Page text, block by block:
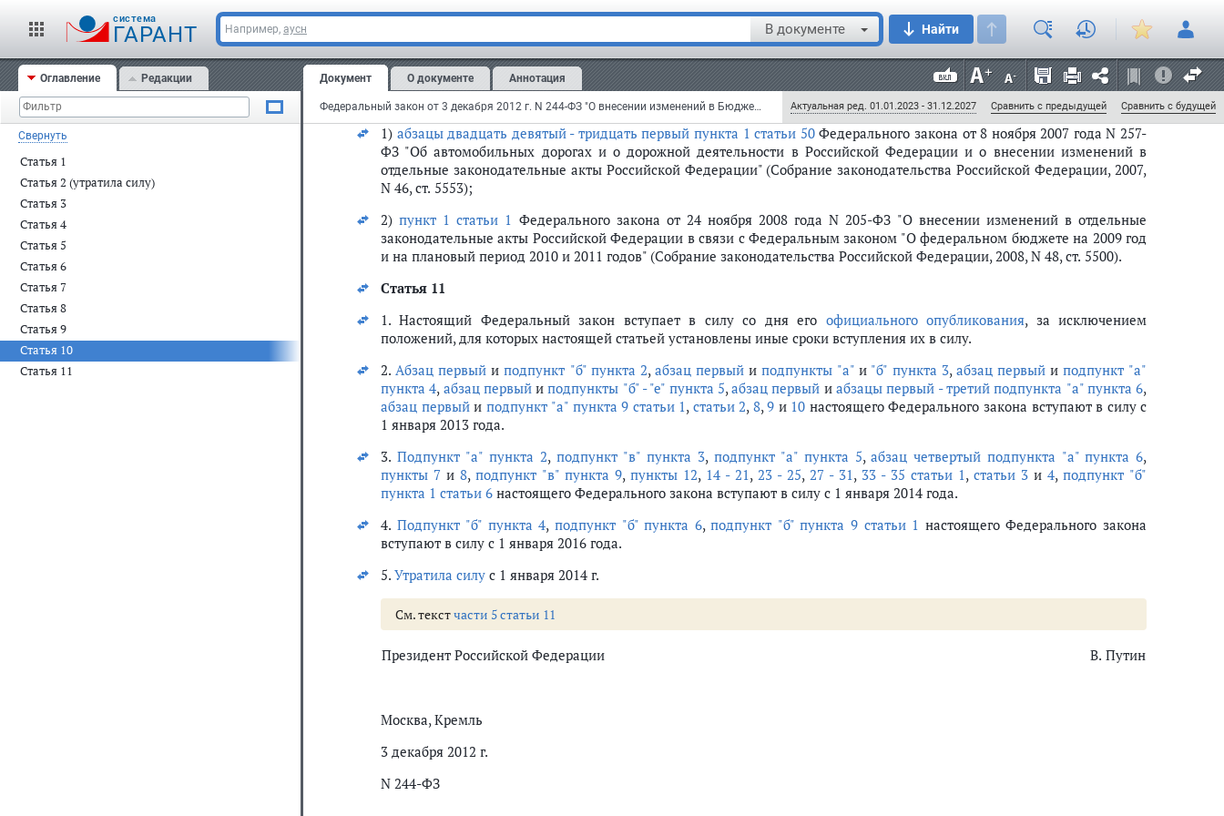
cистема
ГАРАНТ Например, аусн В документе Найти
Оглавление Редакции
Свернуть
Статья 1
Статья 2 (утратила силу)
Статья 3
Статья 4
Статья 5
Статья 6
Статья 7
Статья 8
Статья 9
Статья 10
Статья 11
Документ О документе Аннотация
Федеральный закон от 3 декабря 2012 г. N 244-ФЗ "О внесении изменений в Бюджетный кодекс Российской Федерации и отдельные законодательные акты Российской Федерации" (с изменениями и дополнениями) Актуальная ред. 01.01.2023 - 31.12.2027 Сравнить с предыдущей Сравнить с будущей
Статья 10
Признать утратившими силу:
1) абзацы двадцать девятый - тридцать первый пункта 1 статьи 50Федерального закона от 8 ноября 2007 года N 257-
ФЗ "Об автомобильных дорогах и о дорожной деятельности в Российской Федерации и о внесении изменений в
отдельные законодательные акты Российской Федерации" (Собрание законодательства Российской Федерации, 2007,
N 46, ст. 5553);
2)пункт 1 статьи 1 Федерального закона от 24 ноября 2008 года N 205-ФЗ "О внесении изменений в отдельные
законодательные акты Российской Федерации в связи с Федеральным законом "О федеральном бюджете на 2009 год
и на плановый период 2010 и 2011 годов" (Собрание законодательства Российской Федерации, 2008, N 48, ст. 5500).
Статья 11
1. Настоящий Федеральный закон вступает в силу со дня его официального опубликования, за исключением
положений, для которых настоящей статьей установлены иные сроки вступления их в силу.
2.Абзац первый иподпункт "б" пункта 2, абзац первыйиподпункты "а" и "б" пункта 3, абзац первыйиподпункт "а"
пункта 4, абзац первыйиподпункты "б" - "е" пункта 5,абзац первый иабзацы первый - третий подпункта "а" пункта 6,
абзац первыйи подпункт "а" пункта 9 статьи 1, статьи 2, 8,9 и 10 настоящего Федерального закона вступают в силу с
1 января 2013 года.
3. Подпункт "а" пункта 2, подпункт "в" пункта 3, подпункт "а" пункта 5,абзац четвертый подпункта "а" пункта 6,
пункты 7 и 8, подпункт "в" пункта 9, пункты 12, 14 - 21, 23 - 25, 27 - 31, 33 - 35 статьи 1, статьи 3 и 4, подпункт "б"
пункта 1 статьи 6 настоящего Федерального закона вступают в силу с 1 января 2014 года.
4. Подпункт "б" пункта 4, подпункт "б" пункта 6,подпункт "б" пункта 9 статьи 1 настоящего Федерального закона
вступают в силу с 1 января 2016 года.
5. Утратила силу с 1 января 2014 г.
См. текстчасти 5 статьи 11
Президент Российской Федерации В. Путин
Москва, Кремль
3 декабря 2012 г.
N 244-ФЗ